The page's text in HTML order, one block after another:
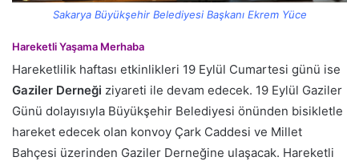
Sakarya Büyükşehir Belediyesi Başkanı Ekrem Yüce
Hareketli Yaşama Merhaba
Hareketlilik haftası etkinlikleri 19 Eylül Cumartesi günü ise
Gaziler Derneği ziyareti ile devam edecek. 19 Eylül Gaziler
Günü dolayısıyla Büyükşehir Belediyesi önünden bisikletle
hareket edecek olan konvoy Çark Caddesi ve Millet
Bahçesi üzerinden Gaziler Derneğine ulaşacak. Hareketli